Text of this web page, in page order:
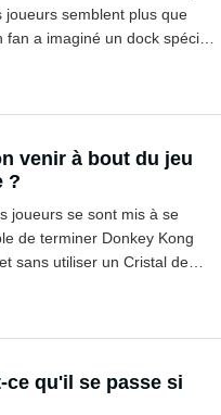
joueurs semblent plus que
a imaginé un dock spécial
venir à bout du jeu
?
joueurs se sont mis à se
de terminer Donkey Kong
sans utiliser un Cristal de
ce qu'il se passe si